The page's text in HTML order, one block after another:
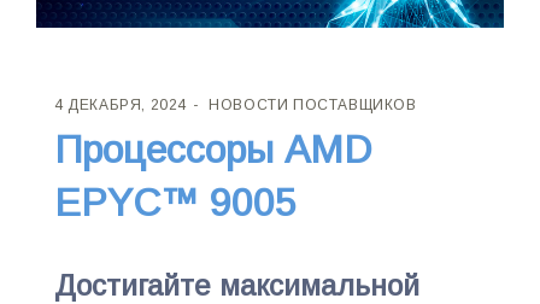
4 ДЕКАБРЯ, 2024 НОВОСТИ ПОСТАВЩИКОВ
Процессоры AMD
EPYC™ 9005
Достигайте максимальной